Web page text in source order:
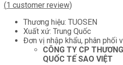
(1 customer review)
Thương hiệu: TUOSEN
Xuất xứ: Trung Quốc
Đơn vị nhập khẩu, phân phối
CÔNG TY CP
QUỐC TẾ SAO VIỆT